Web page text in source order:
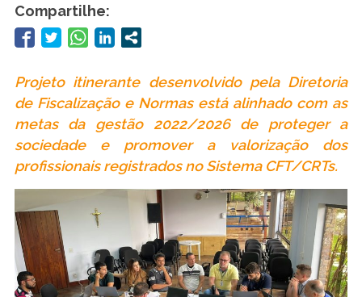
Compartilhe:
Projeto itinerante desenvolvido pela Diretoria
de Fiscalização e Normas está alinhado com as
metas da gestão 2022/2026 de proteger a
sociedade e promover a valorização dos
profissionais registrados no Sistema CFT/CRTs.